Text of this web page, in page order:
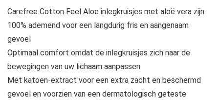
Carefree Cotton Feel Aloe inlegkruisjes met aloë vera zijn
100% ademend voor een langdurig fris en aangenaam
gevoel
Optimaal comfort omdat de inlegkruisjes zich naar de
bewegingen van uw lichaam aanpassen
Met katoen-extract voor een extra zacht en beschermd
gevoel en voorzien van een dermatologisch geteste